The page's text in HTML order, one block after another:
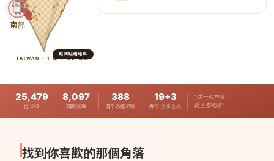
TAIWAN · 1 點 ≈ 50 個家
南部
點圓點看地區
25,479
位 d粉
8,097
回購家庭
388
個全改造的家
19+3
縣市 含澎金馬
"從一個角落，
愛上整個家"
找到你喜歡的那個角落